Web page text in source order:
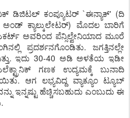
ಡಿಜಿಟಲ್ ಕಂಪ್ಯೂಟರ್ `ಈನ್ಯಾಕ್' (ದಿ
ಕ್ಯಾಲ್ಕುಲೇಟರ್) ಮೊದಲ ಬಾರಿಗೆ
ಅವರಿಂದ ಪೆನ್ಸಿಲ್ವೇನಿಯಾದ ಮೂರೆ
ಪ್ರದರ್ಶನಗೊಂಡಿತು. ಜಗತ್ತಿನಲ್ಲೇ
ಇದು 30-40 ಅಡಿ ಅಳತೆಯ ಇಡೀ
ಗಣಕ ಉದ್ಯಮಕ್ಕೆ ಬುನಾದಿ
ಆಗ ಲಭ್ಯವಿದ್ದ ವ್ಯಾಕ್ಯೂಂ ಟ್ಯೂಬ್
ಇನ್ನಷ್ಟು ಹೆಚ್ಚಿಸಬಹುದು ಎಂಬುದು ಈ